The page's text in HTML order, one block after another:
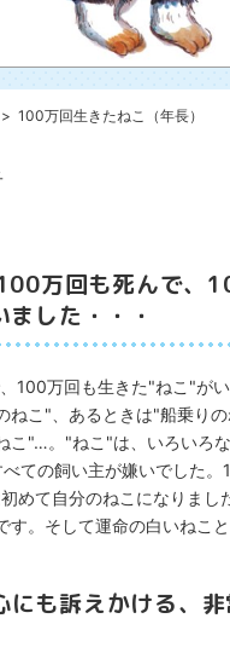
100万回生きたねこ（年長）
万回も死んで、
した・・・
100万回も生きた"ねこ"がい
ねこ"、あるときは"船乗り
こ"…。"ねこ"は、いろいろ
ての飼い主が嫌いでした
めて自分のねこになりまし
す。そして運命の白いねこと
にも訴えかける、